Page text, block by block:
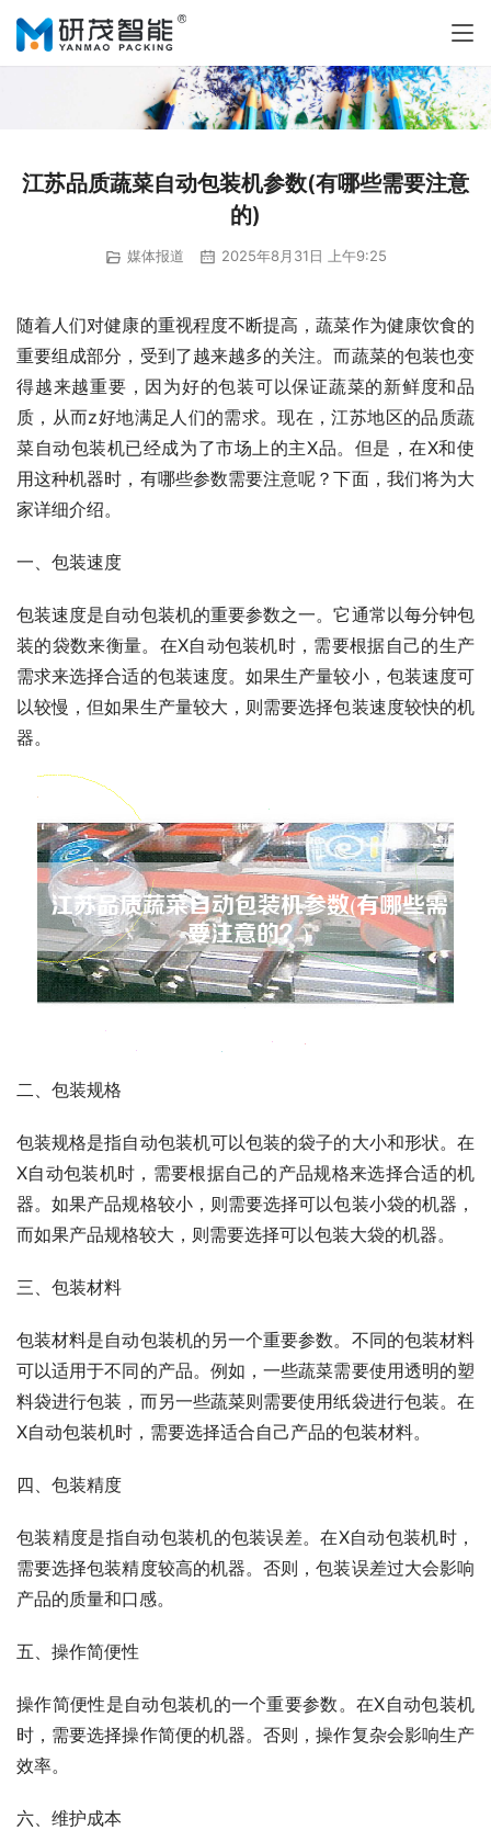
江苏品质蔬菜自动包装机参数(有哪些需要注意
的)
媒体报道 2025年8月31日 上午9:25
随着人们对健康的重视程度不断提高，蔬菜作为健康饮食的
重要组成部分，受到了越来越多的关注。而蔬菜的包装也变
得越来越重要，因为好的包装可以保证蔬菜的新鲜度和品
质，从而z好地满足人们的需求。现在，江苏地区的品质蔬
菜自动包装机已经成为了市场上的主X品。但是，在X和使
用这种机器时，有哪些参数需要注意呢？下面，我们将为大
家详细介绍。
一、包装速度
包装速度是自动包装机的重要参数之一。它通常以每分钟包
装的袋数来衡量。在X自动包装机时，需要根据自己的生产
需求来选择合适的包装速度。如果生产量较小，包装速度可
以较慢，但如果生产量较大，则需要选择包装速度较快的机
器。
二、包装规格
包装规格是指自动包装机可以包装的袋子的大小和形状。在
X自动包装机时，需要根据自己的产品规格来选择合适的机
器。如果产品规格较小，则需要选择可以包装小袋的机器，
而如果产品规格较大，则需要选择可以包装大袋的机器。
三、包装材料
包装材料是自动包装机的另一个重要参数。不同的包装材料
可以适用于不同的产品。例如，一些蔬菜需要使用透明的塑
料袋进行包装，而另一些蔬菜则需要使用纸袋进行包装。在
X自动包装机时，需要选择适合自己产品的包装材料。
四、包装精度
包装精度是指自动包装机的包装误差。在X自动包装机时，
需要选择包装精度较高的机器。否则，包装误差过大会影响
产品的质量和口感。
五、操作简便性
操作简便性是自动包装机的一个重要参数。在X自动包装机
时，需要选择操作简便的机器。否则，操作复杂会影响生产
效率。
六、维护成本